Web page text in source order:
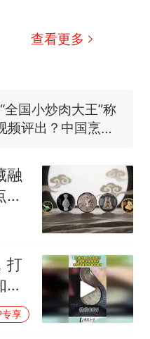
查看更多
特提出辞职”，疑
，不清楚辞职信来
绘图做头像
频评出？中国烹饪
菌偶然发现鸡枞菌
获鲨鱼徒手将其拽
者直呼震惊 （视频
消息）
第二名传话劝弃考
飘起来了 博主在田
字” 网友：真·裸眼
了特提出辞职”，疑
数院院长辞职信流
应：喻良教授已卸
融
打
享